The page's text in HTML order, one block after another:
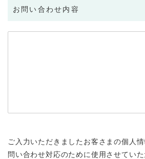
お問い合わせ内容
ご入力いただきましたお客さまの個人
問い合わせ対応のために使用させていた